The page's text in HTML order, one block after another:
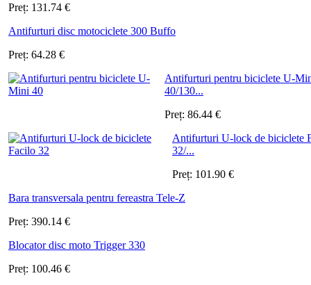
Preț: 131.74 €
Antifurturi disc motociclete 300 Buffo
Preț: 64.28 €
Antifurturi pentru biciclete U-
40/130...
Preț: 86.44 €
Antifurturi U-lock de biciclete
32/...
Preț: 101.90 €
Bara transversala pentru fereastra Tele-Z
Preț: 390.14 €
Blocator disc moto Trigger 330
Preț: 100.46 €